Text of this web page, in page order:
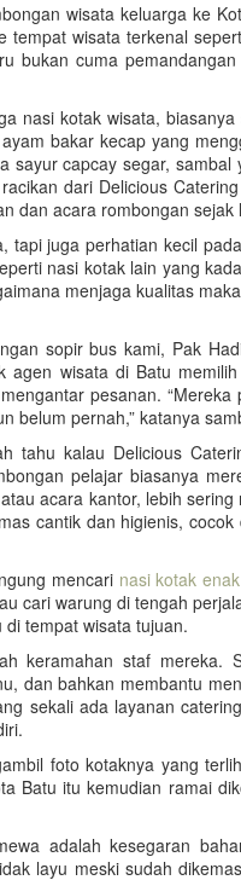
wisata keluarga ke
wisata terkenal
bukan cuma
nasi kotak wisata,
bakar kecap yang
sayur capcay segar,
dari Delicious
dan acara rombongan sejak
juga perhatian kecil
nasi kotak lain yang
menjaga kualitas
sopir bus kami, Pak
agen wisata di Batu
pesanan.
belum pernah,” katanya
tahu kalau Delicious
pelajar biasanya
acara kantor, lebih
cantik dan higienis,
mencari nasi kotak
cari warung di tengah
tempat wisata tujuan.
keramahan staf mereka.
dan bahkan membantu
sekali ada layanan
foto kotaknya yang
Batu itu kemudian ramai
adalah kesegaran
layu meski sudah